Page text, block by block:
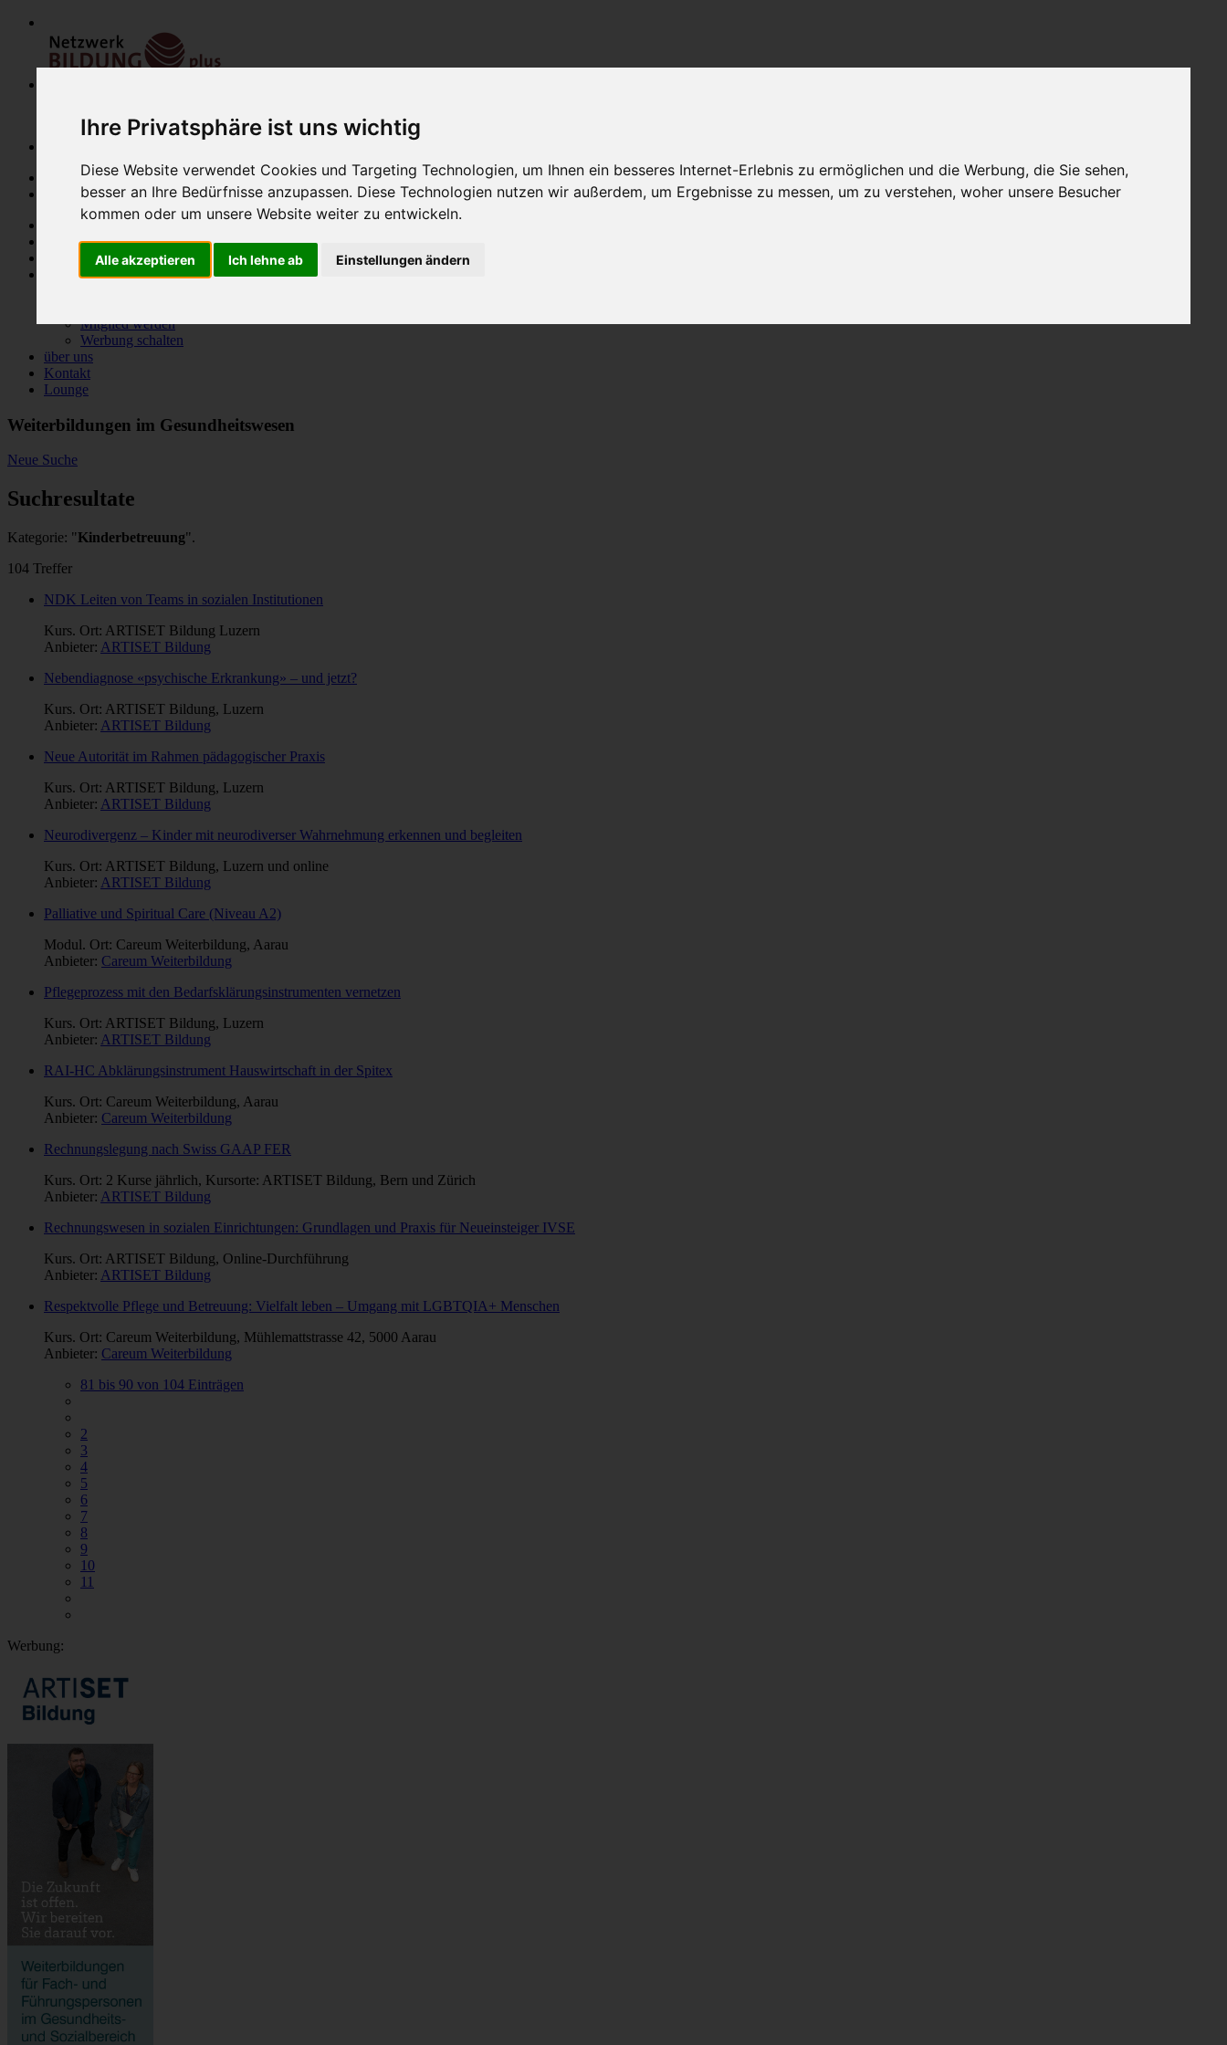
Ihre Privatsphäre ist uns wichtig
Diese Website verwendet Cookies und Targeting Technologien, um Ihnen ein besseres Internet-Erlebnis zu ermöglichen und die Werbung, die Sie sehen,
besser an Ihre Bedürfnisse anzupassen. Diese Technologien nutzen wir außerdem, um Ergebnisse zu messen, um zu verstehen, woher unsere Besucher
kommen oder um unsere Website weiter zu entwickeln.
Alle akzeptieren Ich lehne ab Einstellungen ändern
Modulfinder
Veranstaltungen
Netzwerk
Mitglied werden
Werbung schalten
über uns
Kontakt
Lounge
Weiterbildungen im Gesundheitswesen
Neue Suche
Suchresultate
Kategorie: "Kinderbetreuung".
104 Treffer
NDK Leiten von Teams in sozialen Institutionen
Kurs. Ort: ARTISET Bildung Luzern
Anbieter: ARTISET Bildung
Nebendiagnose «psychische Erkrankung» – und jetzt?
Kurs. Ort: ARTISET Bildung, Luzern
Anbieter: ARTISET Bildung
Neue Autorität im Rahmen pädagogischer Praxis
Kurs. Ort: ARTISET Bildung, Luzern
Anbieter: ARTISET Bildung
Neurodivergenz – Kinder mit neurodiverser Wahrnehmung erkennen und begleiten
Kurs. Ort: ARTISET Bildung, Luzern und online
Anbieter: ARTISET Bildung
Palliative und Spiritual Care (Niveau A2)
Modul. Ort: Careum Weiterbildung, Aarau
Anbieter: Careum Weiterbildung
Pflegeprozess mit den Bedarfsklärungsinstrumenten vernetzen
Kurs. Ort: ARTISET Bildung, Luzern
Anbieter: ARTISET Bildung
RAI-HC Abklärungsinstrument Hauswirtschaft in der Spitex
Kurs. Ort: Careum Weiterbildung, Aarau
Anbieter: Careum Weiterbildung
Rechnungslegung nach Swiss GAAP FER
Kurs. Ort: 2 Kurse jährlich, Kursorte: ARTISET Bildung, Bern und Zürich
Anbieter: ARTISET Bildung
Rechnungswesen in sozialen Einrichtungen: Grundlagen und Praxis für Neueinsteiger IVSE
Kurs. Ort: ARTISET Bildung, Online-Durchführung
Anbieter: ARTISET Bildung
Respektvolle Pflege und Betreuung: Vielfalt leben – Umgang mit LGBTQIA+ Menschen
Kurs. Ort: Careum Weiterbildung, Mühlemattstrasse 42, 5000 Aarau
Anbieter: Careum Weiterbildung
81 bis 90 von 104 Einträgen
2
3
4
5
6
7
8
9
10
11
Werbung: